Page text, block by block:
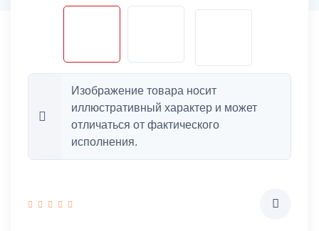
Изображение товара носит
иллюстративный характер и может
отличаться от фактического
исполнения.